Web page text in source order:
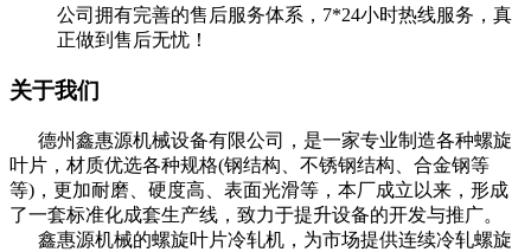
公司拥有完善的售后服务体系，7*24小时热线服务，真
正做到售后无忧！
关于我们
德州鑫惠源机械设备有限公司，是一家专业制造各种螺旋
叶片，材质优选各种规格(钢结构、不锈钢结构、合金钢等
等)，更加耐磨、硬度高、表面光滑等，本厂成立以来，形成
了一套标准化成套生产线，致力于提升设备的开发与推广。
鑫惠源机械的螺旋叶片冷轧机，为市场提供连续冷轧螺旋